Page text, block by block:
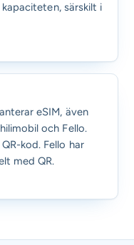
särskilt i
eSIM, även
och Fello.
kod. Fello har
med QR.